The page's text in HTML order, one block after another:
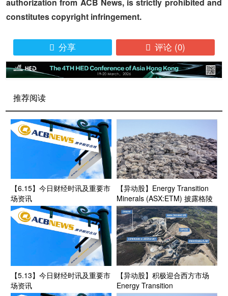
constitutes copyright infringement.
 分享  评论 (0)
推荐阅读
【6.15】今日财经时讯及重要市
场资讯
【异动股】Energy Transition
Minerals (ASX:ETM) 披露格陵
兰岛Kvanefjeld项目发现低铀高
品位稀土矿化带
【5.13】今日财经时讯及重要市
场资讯
【异动股】积极迎合西方市场
Energy Transition